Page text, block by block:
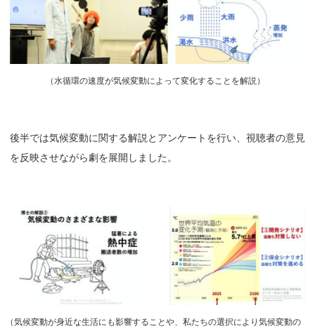
（水循環の速度が気候変動によって変化することを解説）
後半では気候変動に関する解説とアンケートを行い、視聴者の意見
を反映させながら劇を展開しました。
（気候変動が身近な生活にも影響することや、私たちの選択により気候変動の